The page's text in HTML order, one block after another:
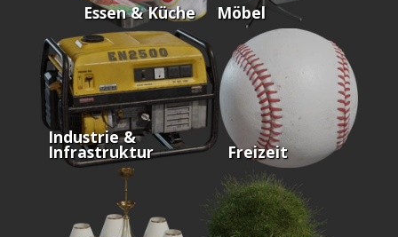
Essen & Küche Möbel
Industrie &
Infrastruktur Freizeit